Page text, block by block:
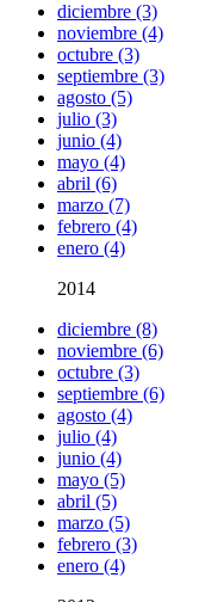
diciembre (3)
noviembre (4)
octubre (3)
septiembre (3)
agosto (5)
julio (3)
junio (4)
mayo (4)
abril (6)
marzo (7)
febrero (4)
enero (4)
2014
diciembre (8)
noviembre (6)
octubre (3)
septiembre (6)
agosto (4)
julio (4)
junio (4)
mayo (5)
abril (5)
marzo (5)
febrero (3)
enero (4)